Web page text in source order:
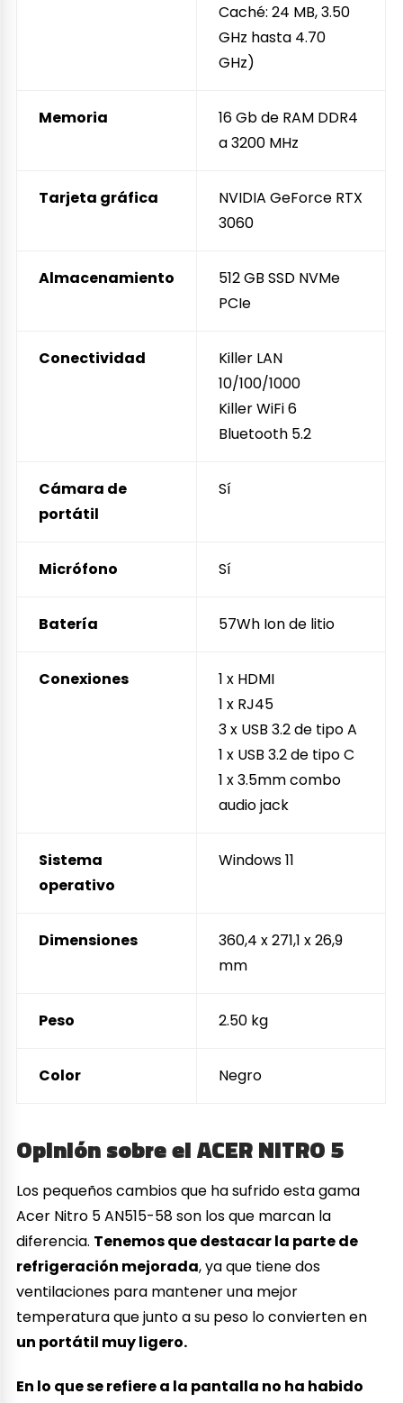
Caché: 24 MB, 3.50
GHz hasta 4.70
GHz)
Memoria
16 Gb de RAM DDR4
a 3200 MHz
Tarjeta gráfica
NVIDIA GeForce RTX
3060
Almacenamiento
512 GB SSD NVMe
PCIe
Conectividad
Killer LAN
10/100/1000
Killer WiFi 6
Bluetooth 5.2
Cámara de
portátil
Sí
Micrófono Sí
Batería 57Wh Ion de litio
Conexiones
1 x HDMI
1 x RJ45
3 x USB 3.2 de tipo A
1 x USB 3.2 de tipo C
1 x 3.5mm combo
audio jack
Sistema
operativo
Windows 11
Dimensiones
360,4 x 271,1 x 26,9
mm
Peso 2.50 kg
Color Negro
Opinión sobre el ACER NITRO 5
Los pequeños cambios que ha sufrido esta gama
Acer Nitro 5 AN515-58 son los que marcan la
diferencia. Tenemos que destacar la parte de
refrigeración mejorada, ya que tiene dos
ventilaciones para mantener una mejor
temperatura que junto a su peso lo convierten en
un portátil muy ligero.
En lo que se refiere a la pantalla no ha habido